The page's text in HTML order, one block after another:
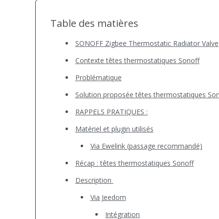
Table des matières
SONOFF Zigbee Thermostatic Radiator Valve
Contexte têtes thermostatiques Sonoff
Problématique
Solution proposée têtes thermostatiques
RAPPELS PRATIQUES :
Matériel et plugin utilisés
Via Ewelink (passage recommandé)
Récap : têtes thermostatiques Sonoff
Description
Via Jeedom
Intégration